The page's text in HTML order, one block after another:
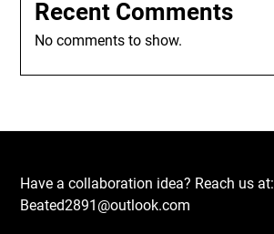
Recent Comments
No comments to show.
Have a collaboration idea? Reach us at:
Beated2891@outlook.com